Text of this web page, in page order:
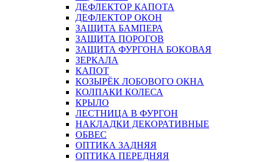
ДЕФЛЕКТОР КАПОТА
ДЕФЛЕКТОР ОКОН
ЗАЩИТА БАМПЕРА
ЗАЩИТА ПОРОГОВ
ЗАЩИТА ФУРГОНА БОКОВАЯ
ЗЕРКАЛА
КАПОТ
КОЗЫРЁК ЛОБОВОГО ОКНА
КОЛПАКИ КОЛЕСА
КРЫЛО
ЛЕСТНИЦА В ФУРГОН
НАКЛАДКИ ДЕКОРАТИВНЫЕ
ОБВЕС
ОПТИКА ЗАДНЯЯ
ОПТИКА ПЕРЕДНЯЯ